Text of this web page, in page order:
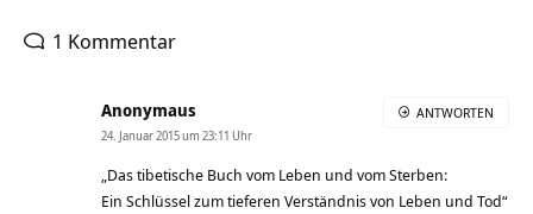
1 Kommentar
Anonymaus
24. Januar 2015 um 23:11 Uhr
„Das tibetische Buch vom Leben und vom Sterben:
Ein Schlüssel zum tieferen Verständnis von Leben und Tod“
ANTWORTEN